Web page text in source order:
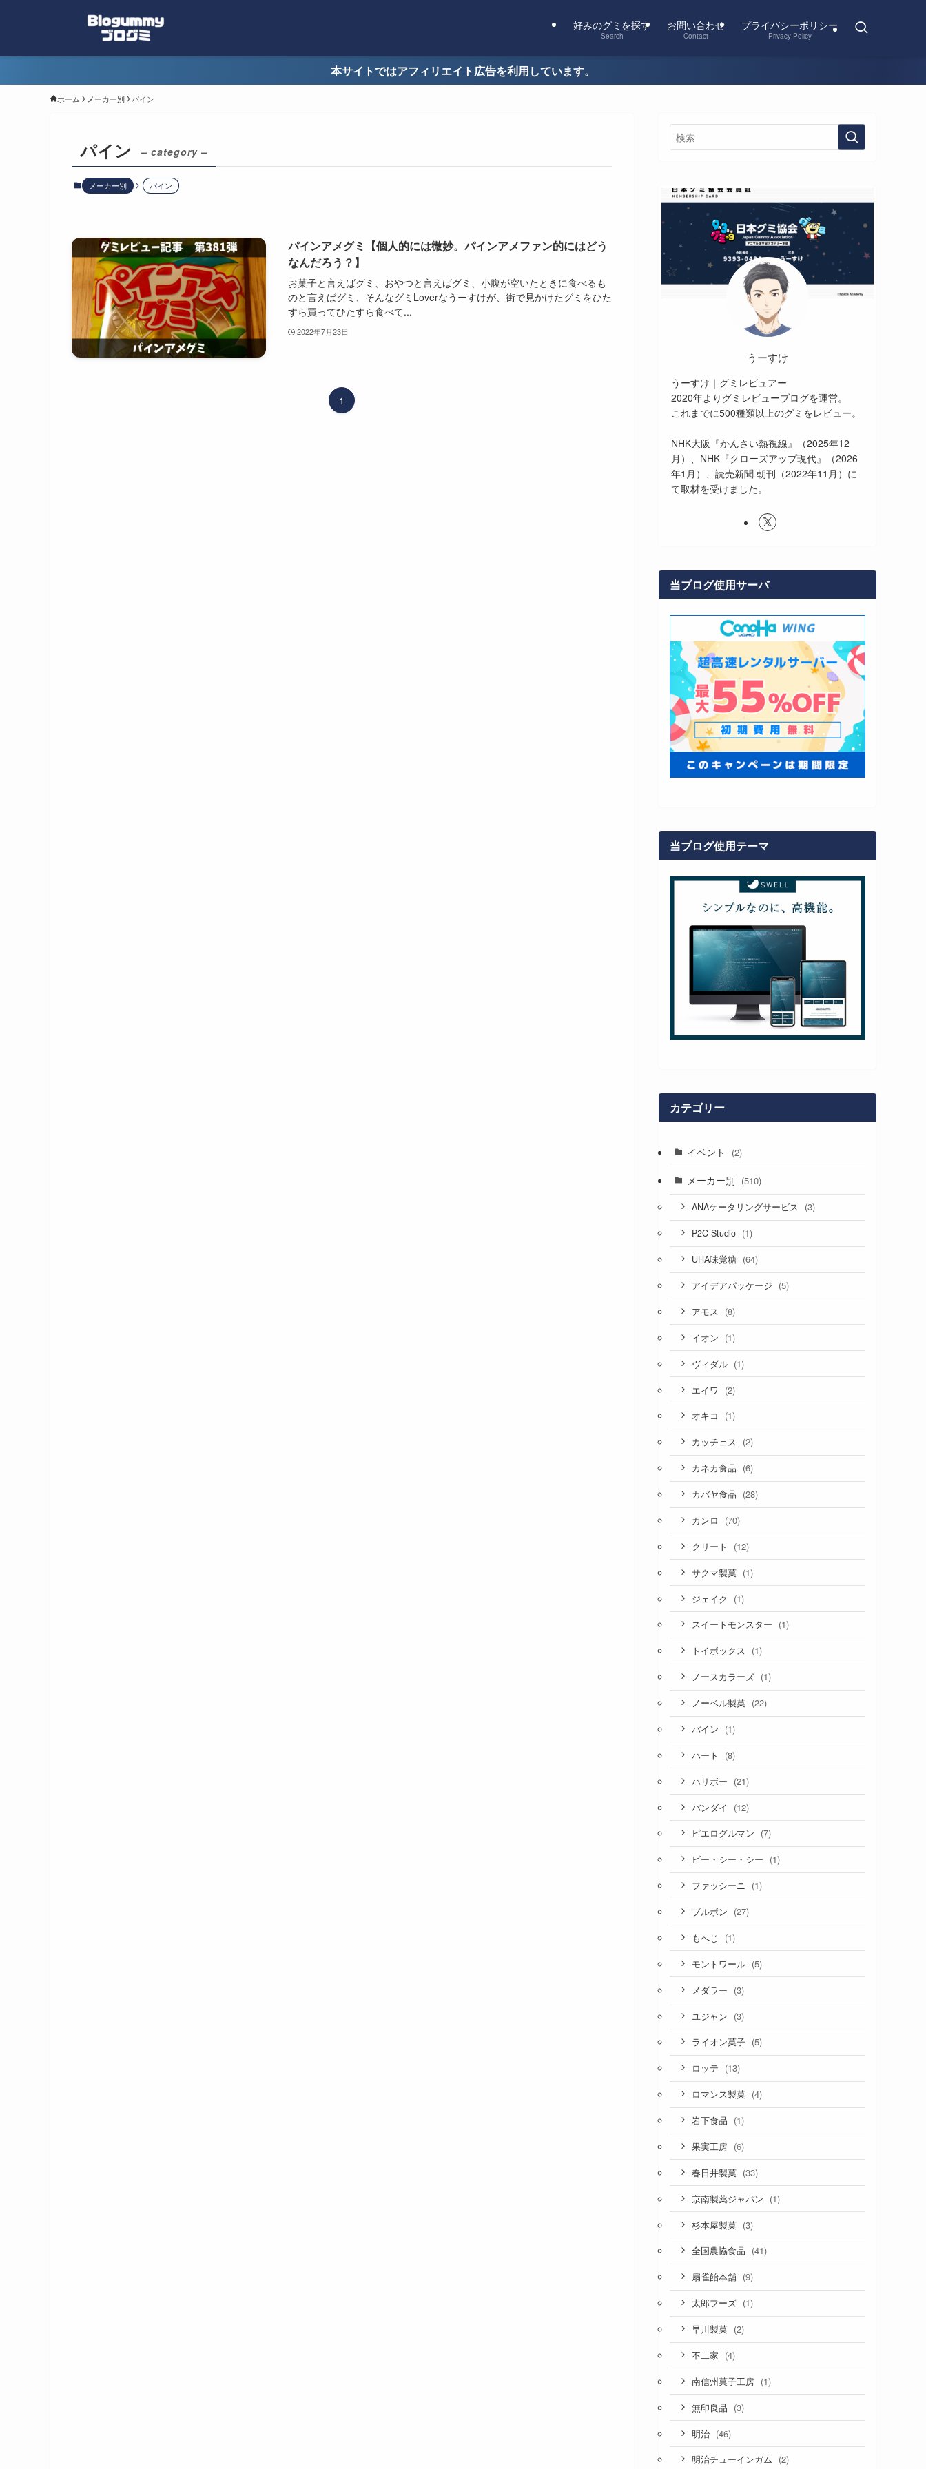
好みのグミを探す
Search
お問い合わせ
Contact
プライバシーポリシー
Privacy Policy
本サイトではアフィリエイト広告を利用しています。
ホーム メーカー別 パイン
パイン – category –
メーカー別 パイン
パインアメグミ【個人的には微妙。パインアメファン的にはどう
なんだろう？】
お菓子と言えばグミ、おやつと言えばグミ、小腹が空いたときに食べるも
のと言えばグミ、そんなグミLoverなうーすけが、街で見かけたグミをひた
すら買ってひたすら食べて...
2022年7月23日
1
うーすけ
うーすけ｜グミレビュアー
2020年よりグミレビューブログを運営。
これまでに500種類以上のグミをレビュー。
NHK大阪『かんさい熱視線』（2025年12
月）、NHK『クローズアップ現代』（2026
年1月）、読売新聞 朝刊（2022年11月）に
て取材を受けました。
当ブログ使用サーバ
当ブログ使用テーマ
カテゴリー
イベント (2)
メーカー別 (510)
ANAケータリングサービス (3)
P2C Studio (1)
UHA味覚糖 (64)
アイデアパッケージ (5)
アモス (8)
イオン (1)
ヴィダル (1)
エイワ (2)
オキコ (1)
カッチェス (2)
カネカ食品 (6)
カバヤ食品 (28)
カンロ (70)
クリート (12)
サクマ製菓 (1)
ジェイク (1)
スイートモンスター (1)
トイボックス (1)
ノースカラーズ (1)
ノーベル製菓 (22)
パイン (1)
ハート (8)
ハリボー (21)
バンダイ (12)
ピエログルマン (7)
ビー・シー・シー (1)
ファッシーニ (1)
ブルボン (27)
もへじ (1)
モントワール (5)
メダラー (3)
ユジャン (3)
ライオン菓子 (5)
ロッテ (13)
ロマンス製菓 (4)
岩下食品 (1)
果実工房 (6)
春日井製菓 (33)
京南製薬ジャパン (1)
杉本屋製菓 (3)
全国農協食品 (41)
扇雀飴本舗 (9)
太郎フーズ (1)
早川製菓 (2)
不二家 (4)
南信州菓子工房 (1)
無印良品 (3)
明治 (46)
明治チューインガム (2)